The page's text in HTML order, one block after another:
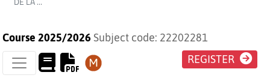
Course 2025/2026 Subject code: 22202281
REGISTER